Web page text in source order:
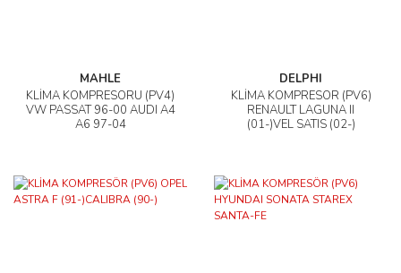
MAHLE
KLİMA KOMPRESÖRÜ (PV4)
VW PASSAT 96-00 AUDI A4
A6 97-04
DELPHI
KLİMA KOMPRESÖR (PV6)
RENAULT LAGUNA II
(01-)VEL SATIS (02-)